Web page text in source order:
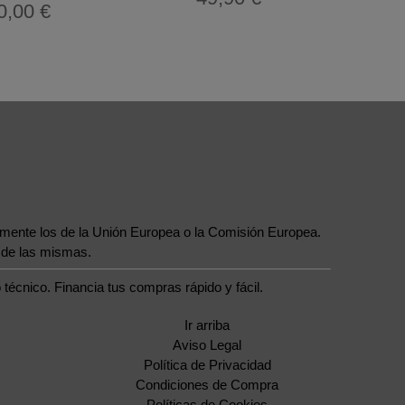
€
los de la Unión Europea o la Comisión Europea.
las mismas.
Financia tus compras rápido y fácil.
Ir arriba
Aviso Legal
Política de Privacidad
Condiciones de Compra